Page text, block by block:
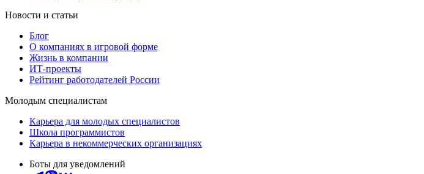
Новости и статьи
Блог
О компаниях в игровой форме
Жизнь в компании
ИТ-проекты
Рейтинг работодателей России
Молодым специалистам
Карьера для молодых специалистов
Школа программистов
Карьера в некоммерческих организациях
Боты для уведомлений